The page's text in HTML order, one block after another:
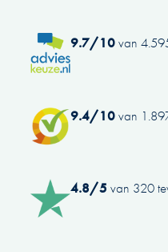
9.7/10van
9.4/10van
4.8/5 van 320